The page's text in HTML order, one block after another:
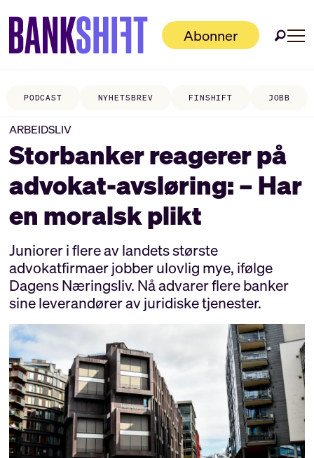
Abonner
PODCAST NYHETSBREV FINSHIFT JOBB
ARBEIDSLIV
Storbanker reagerer på
advokat-avsløring: – Har
en moralsk plikt
Juniorer i flere av landets største
advokatfirmaer jobber ulovlig mye, ifølge
Dagens Næringsliv. Nå advarer flere banker
sine leverandører av juridiske tjenester.